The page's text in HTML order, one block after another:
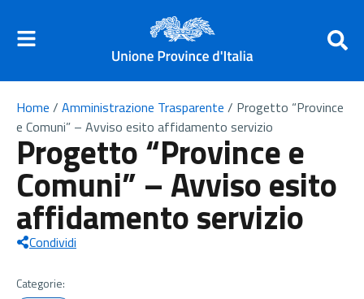
Home / Amministrazione Trasparente / Progetto “Province
e Comuni” – Avviso esito affidamento servizio
Progetto “Province e
Comuni” – Avviso esito
affidamento servizio
Condividi
Categorie: